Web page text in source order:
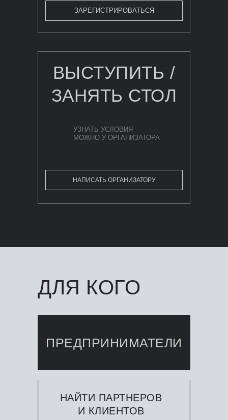
ЗАРЕГИСТРИРОВАТЬСЯ
НАПИСАТЬ ОРГАНИЗАТОРУ
УЗНАТЬ УСЛОВИЯ
МОЖНО У ОРГАНИЗАТОРА
ВЫСТУПИТЬ /
ЗАНЯТЬ СТОЛ
НАЙТИ ПАРТНЕРОВ
И КЛИЕНТОВ
ДЛЯ КОГО
ПРЕДПРИНИМАТЕЛИ